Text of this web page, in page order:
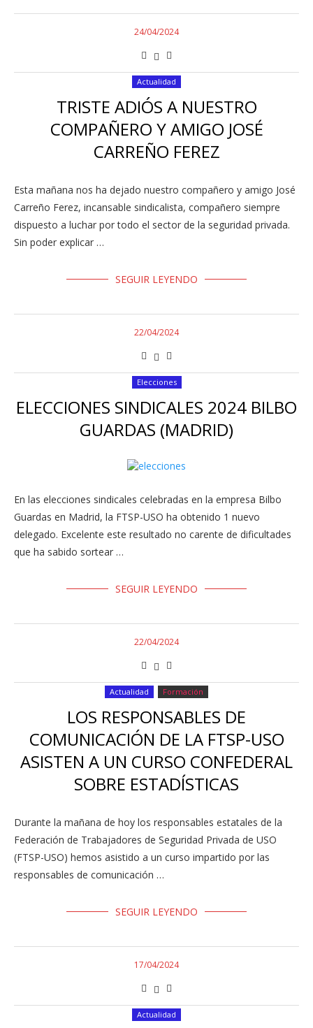
24/04/2024
Actualidad
TRISTE ADIÓS A NUESTRO
COMPAÑERO Y AMIGO JOSÉ
CARREÑO FEREZ
Esta mañana nos ha dejado nuestro compañero y amigo José
Carreño Ferez, incansable sindicalista, compañero siempre
dispuesto a luchar por todo el sector de la seguridad privada.
Sin poder explicar …
SEGUIR LEYENDO
22/04/2024
Elecciones
ELECCIONES SINDICALES 2024 BILBO
GUARDAS (MADRID)
En las elecciones sindicales celebradas en la empresa Bilbo
Guardas en Madrid, la FTSP-USO ha obtenido 1 nuevo
delegado. Excelente este resultado no carente de dificultades
que ha sabido sortear …
SEGUIR LEYENDO
22/04/2024
Actualidad Formación
LOS RESPONSABLES DE
COMUNICACIÓN DE LA FTSP-USO
ASISTEN A UN CURSO CONFEDERAL
SOBRE ESTADÍSTICAS
Durante la mañana de hoy los responsables estatales de la
Federación de Trabajadores de Seguridad Privada de USO
(FTSP-USO) hemos asistido a un curso impartido por las
responsables de comunicación …
SEGUIR LEYENDO
17/04/2024
Actualidad